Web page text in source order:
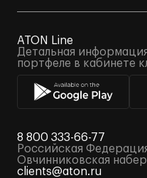
ATON Line
Детальная
портфеле в кабинете
8 800 333-66-77
Российская
Овчинниковская
clients@aton.ru